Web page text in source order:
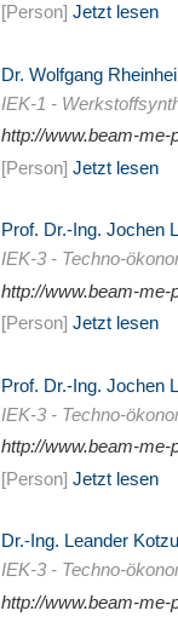
[Person] Jetzt lesen
Dr. Wolfgang
IEK-1 -
http://www.beam-me-
[Person] Jetzt lesen
Prof. Dr.-Ing. Jochen
IEK-3 - Techno-
http://www.beam-me-
[Person] Jetzt lesen
Prof. Dr.-Ing. Jochen
IEK-3 - Techno-
http://www.beam-me-
[Person] Jetzt lesen
Dr.-Ing. Leander
IEK-3 - Techno-
http://www.beam-me-